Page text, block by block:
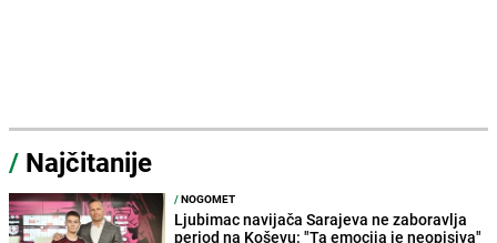
/ Najčitanije
/NOGOMET
Ljubimac navijača Sarajeva ne zaboravlja
period na Koševu: "Ta emocija je neopisiva"